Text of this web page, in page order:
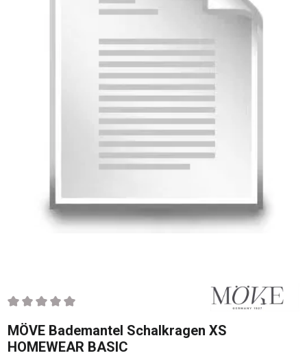
Durchschnittliche Bewertung von 0 von 5 Sternen
MÖVE Bademantel Schalkragen XS
HOMEWEAR BASIC